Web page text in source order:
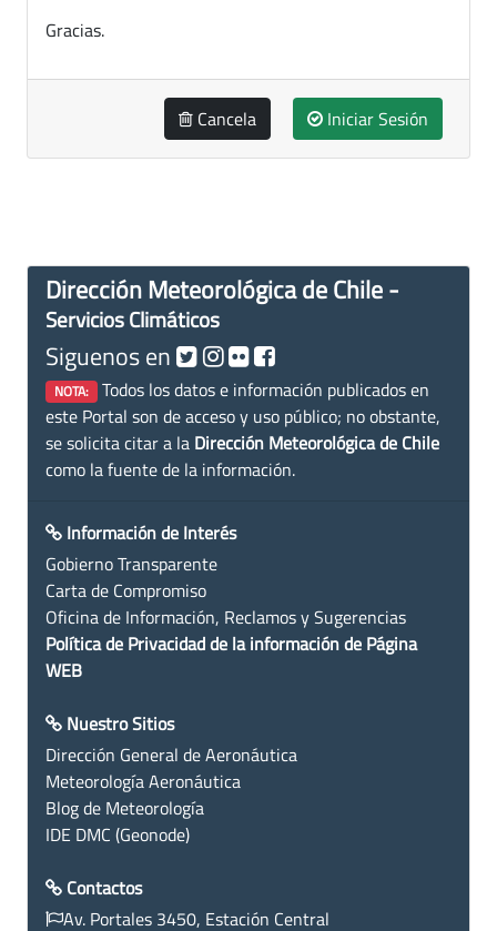
Gracias.
Cancela Iniciar Sesión
Dirección Meteorológica de Chile -
Servicios Climáticos
Siguenos en
NOTA: Todos los datos e información publicados en
este Portal son de acceso y uso público; no obstante,
se solicita citar a la Dirección Meteorológica de Chile
como la fuente de la información.
Información de Interés
Gobierno Transparente
Carta de Compromiso
Oficina de Información, Reclamos y Sugerencias
Política de Privacidad de la información de Página
WEB
Nuestro Sitios
Dirección General de Aeronáutica
Meteorología Aeronáutica
Blog de Meteorología
IDE DMC (Geonode)
Contactos
Av. Portales 3450, Estación Central